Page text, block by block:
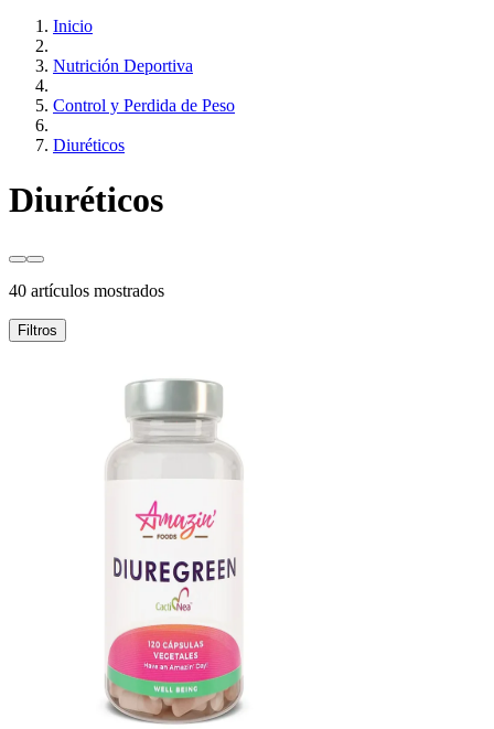
Inicio
Nutrición Deportiva
Control y Perdida de Peso
Diuréticos
Diuréticos
40 artículos mostrados
Filtros